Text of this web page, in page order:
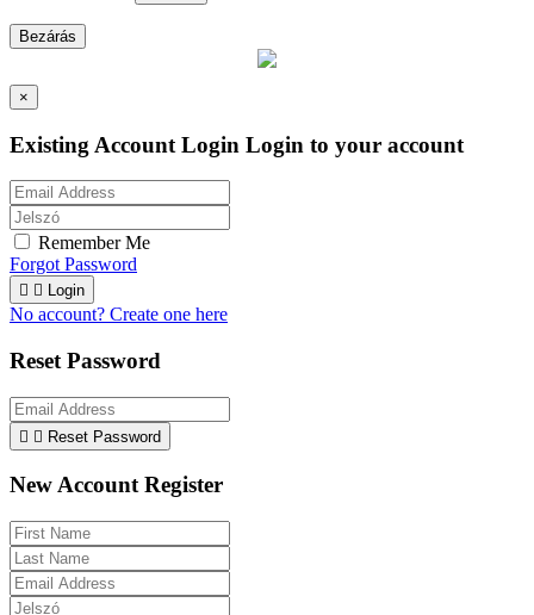
Bezárás
×
Existing Account Login Login to your account
Remember Me
Forgot Password
  Login
No account? Create one here
Reset Password
  Reset Password
New Account Register